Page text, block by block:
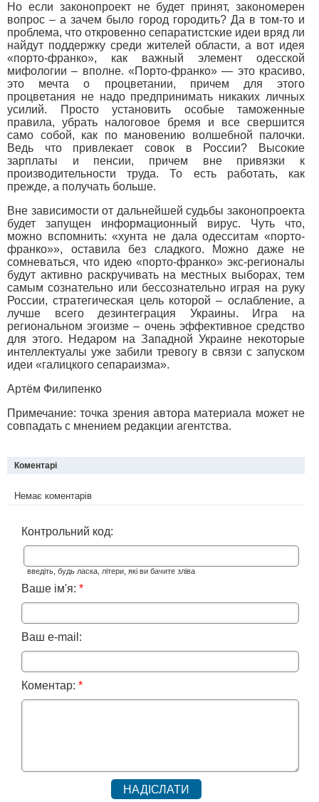
Но если законопроект не будет принят, закономерен
вопрос – а зачем было город городить? Да в том-то и
проблема, что откровенно сепаратистские идеи вряд ли
найдут поддержку среди жителей области, а вот идея
«порто-франко», как важный элемент одесской
мифологии – вполне. «Порто-франко» — это красиво,
это мечта о процветании, причем для этого
процветания не надо предпринимать никаких личных
усилий. Просто установить особые таможенные
правила, убрать налоговое бремя и все свершится
само собой, как по мановению волшебной палочки.
Ведь что привлекает совок в России? Высокие
зарплаты и пенсии, причем вне привязки к
производительности труда. То есть работать, как
прежде, а получать больше.
Вне зависимости от дальнейшей судьбы законопроекта
будет запущен информационный вирус. Чуть что,
можно вспомнить: «хунта не дала одесситам «порто-
франко»», оставила без сладкого. Можно даже не
сомневаться, что идею «порто-франко» экс-регионалы
будут активно раскручивать на местных выборах, тем
самым сознательно или бессознательно играя на руку
России, стратегическая цель которой – ослабление, а
лучше всего дезинтеграция Украины. Игра на
региональном эгоизме – очень эффективное средство
для этого. Недаром на Западной Украине некоторые
интеллектуалы уже забили тревогу в связи с запуском
идеи «галицкого сепараизма».
Артём Филипенко
Примечание: точка зрения автора материала может не
совпадать с мнением редакции агентства.
Коментарі
Немає коментарів
Контрольний код:
введіть, будь ласка, літери, які ви бачите зліва
Ваше ім'я: *
Ваш e-mail:
Коментар: *